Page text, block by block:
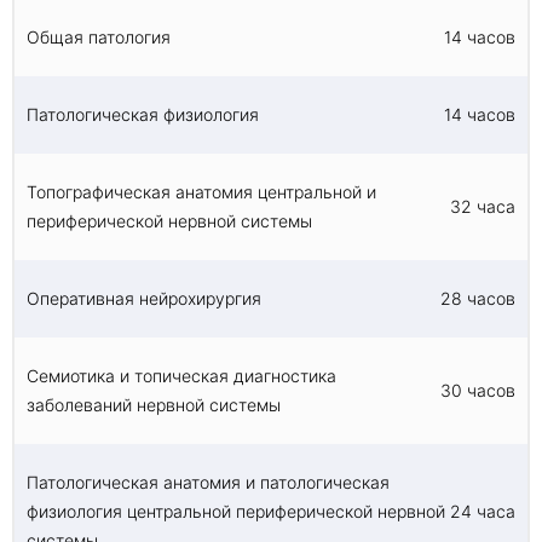
Общая патология 14 часов
Патологическая физиология 14 часов
Топографическая анатомия центральной и
периферической нервной системы
32 часа
Оперативная нейрохирургия 28 часов
Семиотика и топическая диагностика
заболеваний нервной системы
30 часов
Патологическая анатомия и патологическая
физиология центральной периферической нервной 24 часа